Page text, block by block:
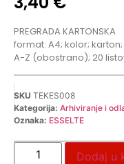
PREGRADA KARTONSKA
format: A4; kolor;
A-Z (obostrano); 20
SKU TEKES008
Kategorija: Arhiviranje i
Oznaka: ESSELTE
Dodaj u